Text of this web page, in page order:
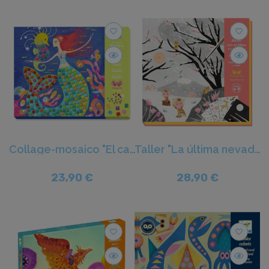
favorite_border
Collage-mosaico "El canto de las sirenas" - Djeco
23,90 €
favorite_border
Taller "La última nevada" - Djeco
28,90 €
favorite_border favorite_border